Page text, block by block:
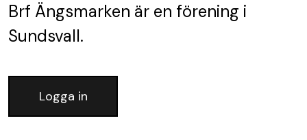
Brf Ängsmarken är en förening i
Sundsvall.
Logga in